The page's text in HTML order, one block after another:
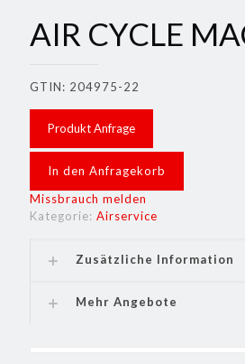
AIR CYCLE
GTIN: 204975-22
Produkt Anfrage
In den Anfragekorb
Missbrauch melden
Kategorie: Airservice
Zusätzliche Information
Mehr Angebote